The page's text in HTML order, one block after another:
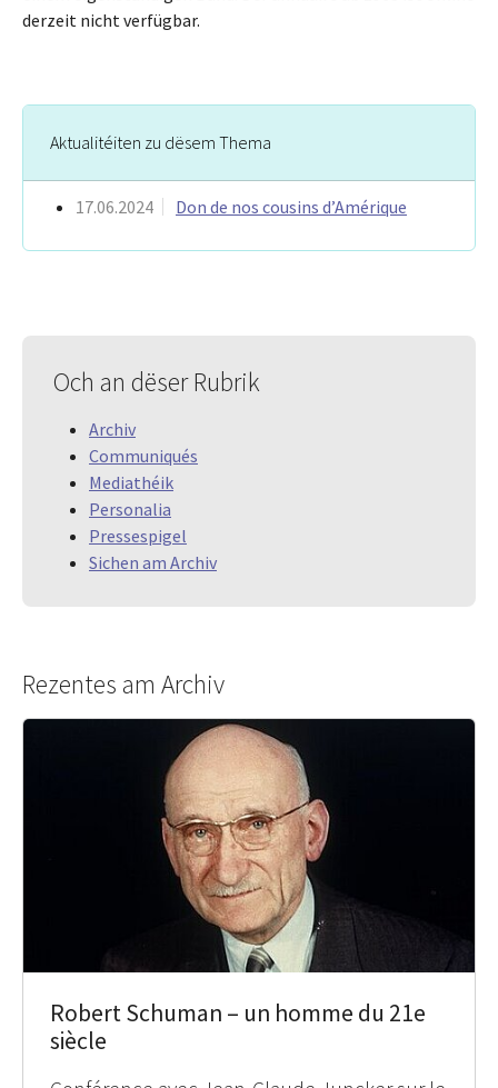
derzeit nicht verfügbar.
Aktualitéiten zu dësem Thema
17.06.2024 Don de nos cousins d’Amérique
Och an dëser Rubrik
Archiv
Communiqués
Mediathéik
Personalia
Pressespigel
Sichen am Archiv
Rezentes am Archiv
Robert Schuman – un homme du 21e
siècle